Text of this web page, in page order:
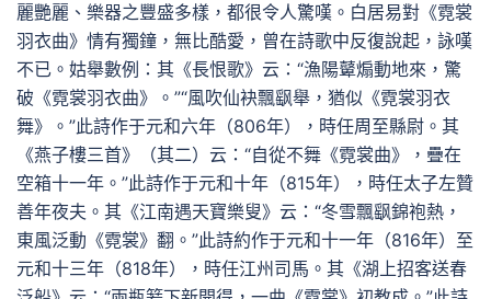
麗艷麗、樂器之豐盛多樣，都很令人驚嘆。白居易對《霓裳
羽衣曲》情有獨鐘，無比酷愛，曾在詩歌中反復說起，詠嘆
不已。姑舉數例：其《長恨歌》云：“漁陽鼙煽動地來，驚
破《霓裳羽衣曲》。”“風吹仙袂飄飖舉，猶似《霓裳羽衣
舞》。”此詩作于元和六年（806年），時任周至縣尉。其
《燕子樓三首》（其二）云：“自從不舞《霓裳曲》，疊在
空箱十一年。”此詩作于元和十年（815年），時任太子左贊
善年夜夫。其《江南遇天寶樂叟》云：“冬雪飄飖錦袍熱，
東風泛動《霓裳》翻。”此詩約作于元和十一年（816年）至
元和十三年（818年），時任江州司馬。其《湖上招客送春